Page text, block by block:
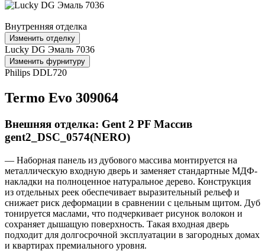
Внутренняя отделка
Изменить отделку
Lucky DG Эмаль 7036
Изменить фурнитуру
Philips DDL720
Termo Evo 309064
Внешняя отделка: Gent 2 PF Массив
gent2_DSC_0574(NERO)
— Наборная панель из дубового массива монтируется на
металлическую входную дверь и заменяет стандартные МДФ-
накладки на полноценное натуральное дерево. Конструкция
из отдельных реек обеспечивает выразительный рельеф и
снижает риск деформации в сравнении с цельным щитом. Дуб
тонируется маслами, что подчеркивает рисунок волокон и
сохраняет дышащую поверхность. Такая входная дверь
подходит для долгосрочной эксплуатации в загородных домах
и квартирах премиального уровня.